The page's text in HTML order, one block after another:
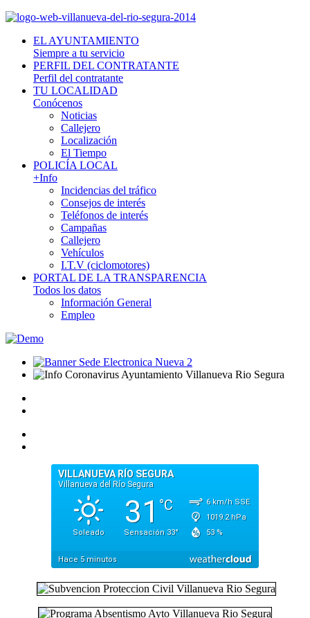
EL AYUNTAMIENTO
Siempre a tu servicio
PERFIL DEL CONTRATANTE
Perfil del contratante
TU LOCALIDAD
Conócenos
Noticias
Callejero
Localización
El Tiempo
POLICÍA LOCAL
+Info
Incidencias del tráfico
Consejos de interés
Teléfonos de interés
Campañas
Callejero
Vehículos
I.T.V (ciclomotores)
PORTAL DE LA TRANSPARENCIA
Todos los datos
Información General
Empleo